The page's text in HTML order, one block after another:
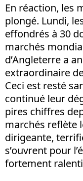
En réaction, les
plongé. Lundi,
effondrés à 30
marchés
d’Angleterre a
extraordinaire
Ceci est resté
continué leur
pires chiffres
marchés reflète
dirigeante,
s’ouvrent pour
fortement